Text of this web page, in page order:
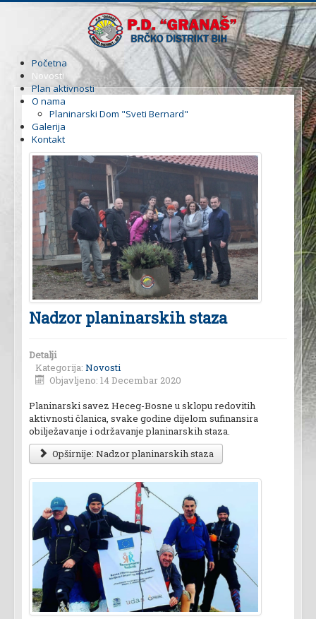
Početna
Novosti
Plan aktivnosti
O nama
Planinarski Dom "Sveti Bernard"
Galerija
Kontakt
Nadzor planinarskih staza
Detalji
Kategorija: Novosti
Objavljeno: 14 Decembar 2020
Planinarski savez Heceg-Bosne u sklopu redovitih
aktivnosti članica, svake godine dijelom sufinansira
obilježavanje i održavanje planinarskih staza.
Opširnije: Nadzor planinarskih staza